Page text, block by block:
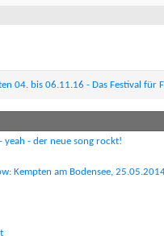
04. bis 06.11.16 - Das Festival für
yeah - der neue song rockt!
Kempten am Bodensee,